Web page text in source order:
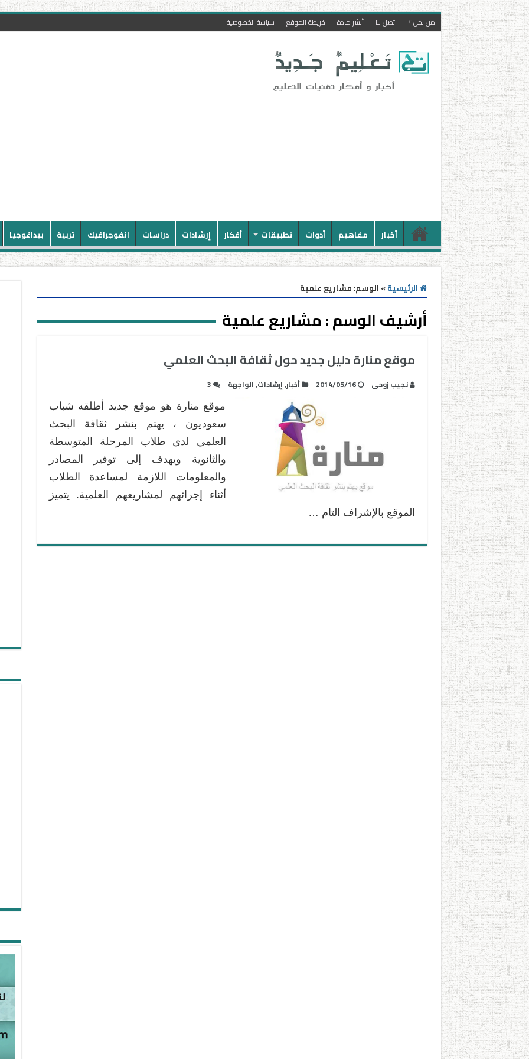
من نحن ؟ اتصل بنا أنشر مادة خريطة الموقع سياسة الخصوصية
أخبار مفاهيم أدوات تطبيقات أفكار إرشادات دراسات انفوجرافيك تربية بيداغوجيا
الرئيسية» الوسم: مشاريع علمية
أرشيف الوسم :مشاريع علمية
موقع منارة دليل جديد حول ثقافة البحث العلمي
نجيب زوحى 2014/05/16 أخبار,إرشادات,الواجهة 3
موقع منارة هو موقع جديد أطلقه شباب
سعوديون ، يهتم بنشر ثقافة البحث
العلمي لدى طلاب المرحلة المتوسطة
والثانوية ويهدف إلى توفير المصادر
والمعلومات اللازمة لمساعدة الطلاب
أثناء إجرائهم لمشاريعهم العلمية. يتميز
الموقع بالإشراف التام …